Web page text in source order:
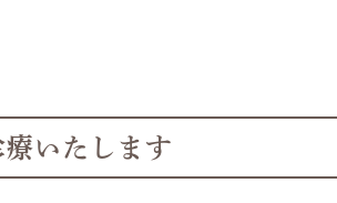
いたします